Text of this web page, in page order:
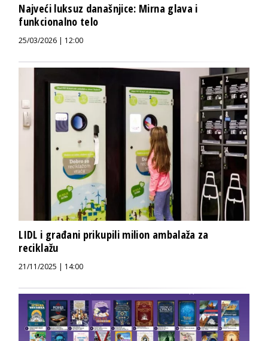
Najveći luksuz današnjice: Mirna glava i
funkcionalno telo
25/03/2026 | 12:00
LIDL i građani prikupili milion ambalaža za
reciklažu
21/11/2025 | 14:00